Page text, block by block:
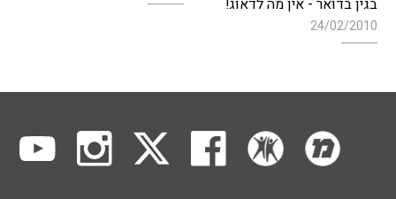
בגין בדואר - אין מה לדאוג!
24/02/2010